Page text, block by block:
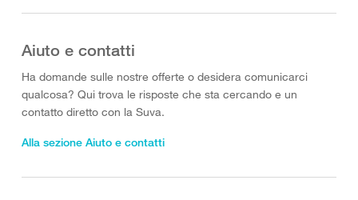
Aiuto e contatti
Ha domande sulle nostre offerte o desidera comunicarci
qualcosa? Qui trova le risposte che sta cercando e un
contatto diretto con la Suva.
Alla sezione Aiuto e contatti